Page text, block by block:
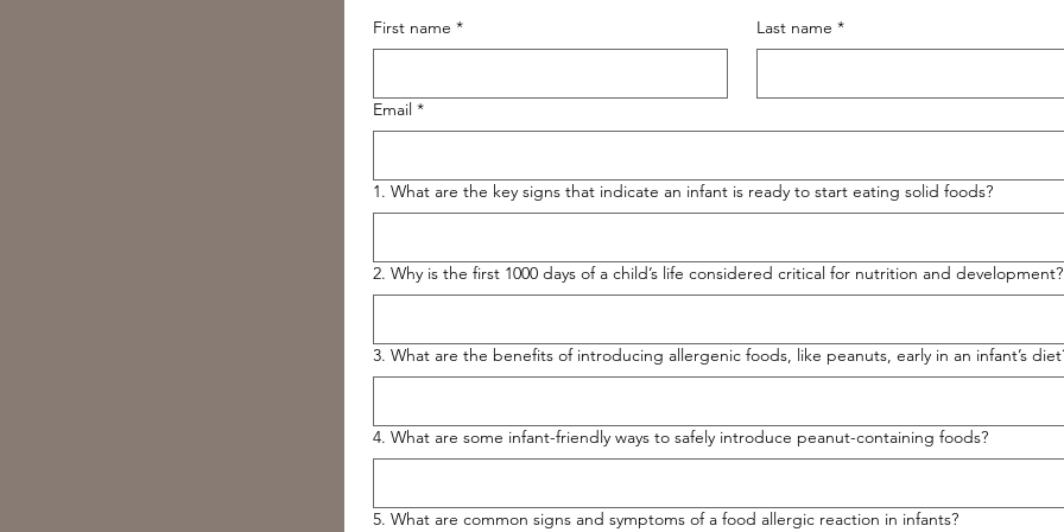
First name * Last name *
Email *
1. What are the key signs that indicate an infant is ready to start eating solid foods?
2. Why is the first 1000 days of a child’s life considered critical for nutrition and development?
3. What are the benefits of introducing allergenic foods, like peanuts, early in an infant’s
4. What are some infant-friendly ways to safely introduce peanut-containing foods?
5. What are common signs and symptoms of a food allergic reaction in infants?